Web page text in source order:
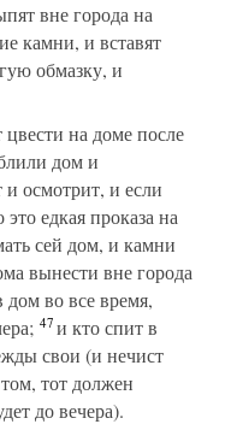
вне города на
камни, и вставят
обмазку, и
цвести на доме после
дом и
осмотрит, и если
едкая проказа на
сей дом, и камни
вынести вне города
во все время,
47и кто спит в
свои (и нечист
тот должен
до вечера).